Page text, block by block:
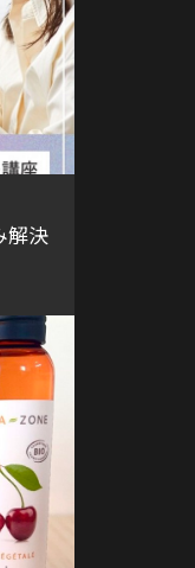
解決